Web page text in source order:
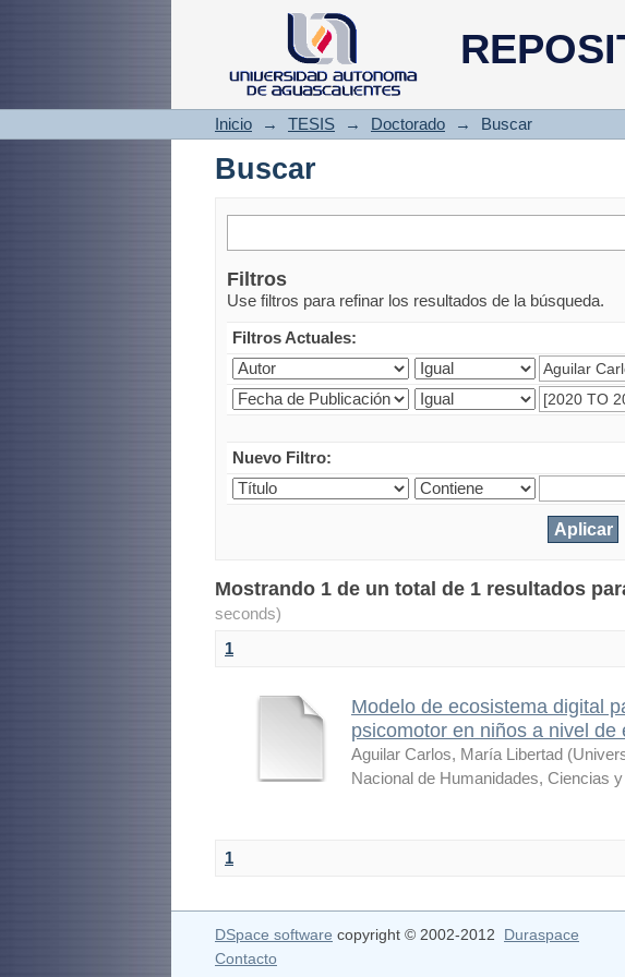
Buscar
Inicio → TESIS → Doctorado → Buscar
Buscar
Filtros
Use filtros para refinar los resultados de la búsqueda.
Filtros Actuales:
Nuevo Filtro:
Mostrando 1 de un total de 1 resultados
seconds)
1
Modelo de ecosistema digital
psicomotor en niños a nivel de
Aguilar Carlos, María Libertad (
Nacional de Humanidades, Ciencias
1
DSpace software copyright © 2002-2012 Duraspace
Contacto